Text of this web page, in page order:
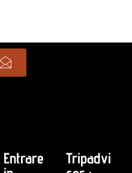
Entrare
Tripadvi